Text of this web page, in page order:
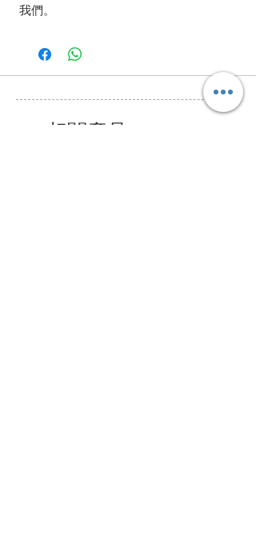
我們。
相關產品